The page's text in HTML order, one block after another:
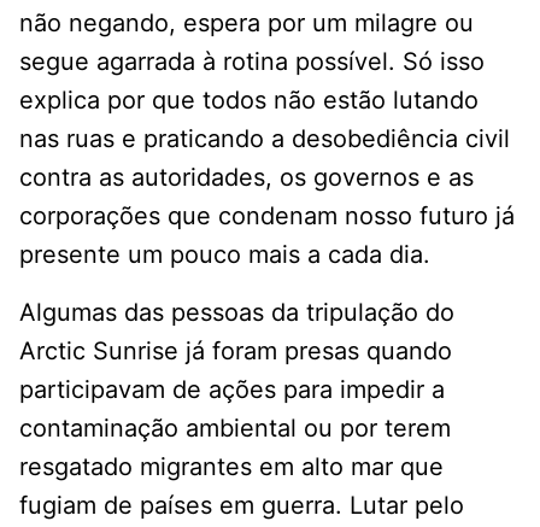
não negando, espera por um milagre ou
segue agarrada à rotina possível. Só isso
explica por que todos não estão lutando
nas ruas e praticando a desobediência civil
contra as autoridades, os governos e as
corporações que condenam nosso futuro já
presente um pouco mais a cada dia.
Algumas das pessoas da tripulação do
Arctic Sunrise já foram presas quando
participavam de ações para impedir a
contaminação ambiental ou por terem
resgatado migrantes em alto mar que
fugiam de países em guerra. Lutar pelo